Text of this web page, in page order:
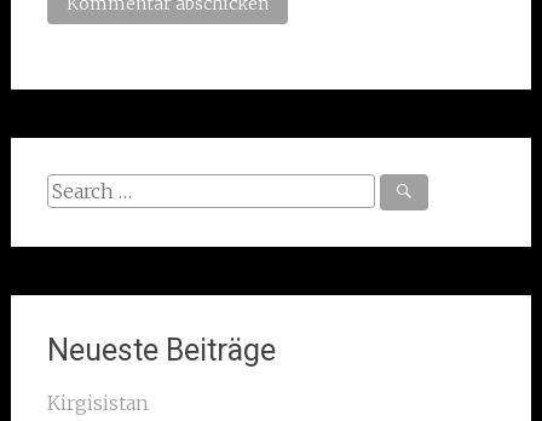
Search
Neueste Beiträge
Kirgisistan